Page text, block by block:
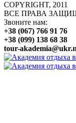
COPYRIGHT, 2011
ВСЕ ПРАВА
Звоните нам:
+38 (067) 766 91 76
+38 (099) 138 68 38
tour-